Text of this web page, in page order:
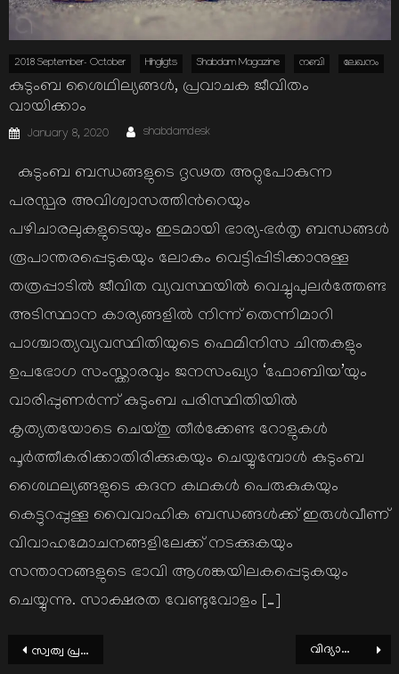
2018 September- October Hihgligts Shabdam Magazine നബി ലേഖനം
കുടുംബ ശൈഥില്യങ്ങള്‍, പ്രവാചക ജീവിതം
വായിക്കാം
Posted
on
January 8, 2020 Author
shabdamdesk
കുടുംബ ബന്ധങ്ങളുടെ ദൃഢത അറ്റുപോകുന്ന
പരസ്പര അവിശ്വാസത്തിന്‍റെയും
പഴിചാരലുകളുടെയും ഇടമായി ഭാര്യ-ഭര്‍തൃ ബന്ധങ്ങള്‍
രൂപാന്തരപ്പെടുകയും ലോകം വെട്ടിപ്പിടിക്കാനുള്ള
തത്രപ്പാടില്‍ ജീവിത വ്യവസ്ഥയില്‍ വെച്ചുപുലര്‍ത്തേണ്ട
അടിസ്ഥാന കാര്യങ്ങളില്‍ നിന്ന് തെന്നിമാറി
പാശ്ചാത്യവ്യവസ്ഥിതിയുടെ ഫെമിനിസ ചിന്തകളും
ഉപഭോഗ സംസ്ക്കാരവും ജനസംഖ്യാ ‘ഫോബിയ’യും
വാരിപ്പുണര്‍ന്ന് കുടുംബ പരിസ്ഥിതിയില്‍
കൃത്യതയോടെ ചെയ്തു തീര്‍ക്കേണ്ട റോളുകള്‍
പൂര്‍ത്തീകരിക്കാതിരിക്കുകയും ചെയ്യുമ്പോള്‍ കുടുംബ
ശൈഥല്യങ്ങളുടെ കദന കഥകള്‍ പെരുകുകയും
കെട്ടുറപ്പുള്ള വൈവാഹിക ബന്ധങ്ങള്‍ക്ക് ഇരുള്‍വീണ്
വിവാഹമോചനങ്ങളിലേക്ക് നടക്കുകയും
സന്താനങ്ങളുടെ ഭാവി ആശങ്കയിലകപ്പെടുകയും
ചെയ്യുന്നു. സാക്ഷരത വേണ്ടുവോളം […]
Post
സ്വത്വ പ്രതിസന്ധിയുടെ മുസ്ലിം ദൃശ്യതകള്‍ വിദ്യാലോകത്തെ വ്യതിചലനങ്ങള്‍